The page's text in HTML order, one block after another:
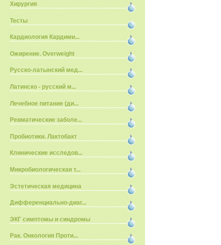
Хирургия
Тесты
Кардиология Кардими...
Ожирение. Overweight
Русско-латынский мед...
Латинско - русский м...
Лечебное питание (ди...
Ревматические заболе...
Пробиотики. Лактобакт
Клинические исследов...
Микробиологическая т...
Эстетическая медицина
Дифференциально-диаг...
ЭКГ симптомы и синдромы
Рак. Онкология Проти...